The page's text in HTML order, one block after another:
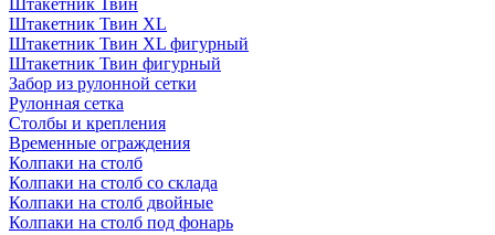
Штакетник Твин
Штакетник Твин XL
Штакетник Твин XL фигурный
Штакетник Твин фигурный
Забор из рулонной сетки
Рулонная сетка
Столбы и крепления
Временные ограждения
Колпаки на столб
Колпаки на столб со склада
Колпаки на столб двoйные
Колпаки на столб под фонарь